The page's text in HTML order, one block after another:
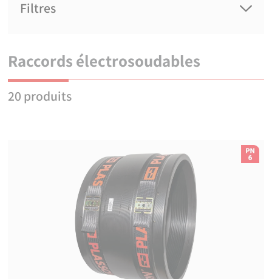
Filtres
Raccords électrosoudables
20 produits